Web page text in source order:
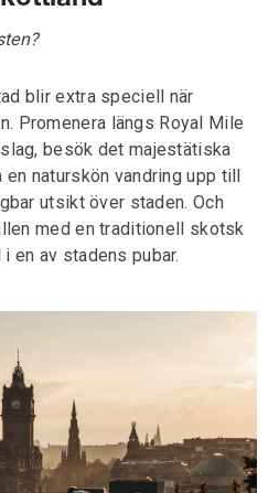
blir extra speciell när
Promenera längs Royal Mile
besök det majestätiska
naturskön vandring upp till
utsikt över staden. Och
med en traditionell skotsk
en av stadens pubar.